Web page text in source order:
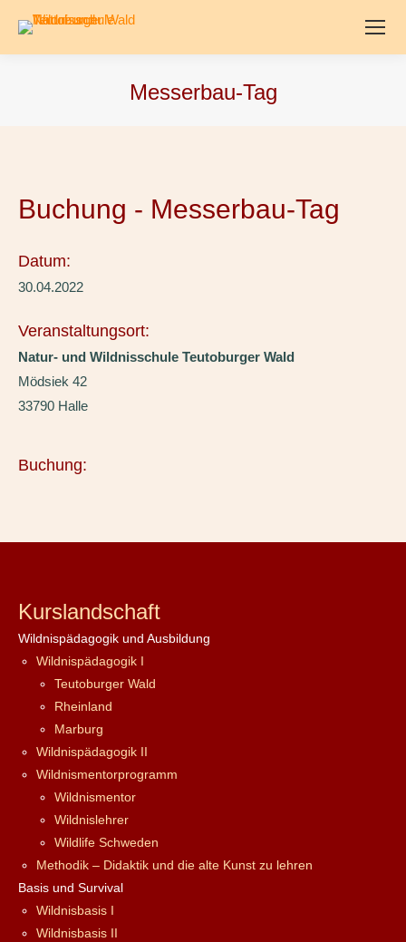
Messerbau-Tag
Buchung - Messerbau-Tag
Datum:
30.04.2022
Veranstaltungsort:
Natur- und Wildnisschule Teutoburger Wald
Mödsiek 42
33790 Halle
Buchung:
Kurslandschaft
Wildnispädagogik und Ausbildung
Wildnispädagogik I
Teutoburger Wald
Rheinland
Marburg
Wildnispädagogik II
Wildnismentorprogramm
Wildnismentor
Wildnislehrer
Wildlife Schweden
Methodik – Didaktik und die alte Kunst zu lehren
Basis und Survival
Wildnisbasis I
Wildnisbasis II